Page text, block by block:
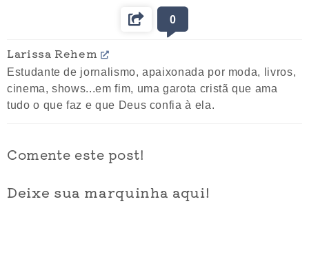
0
Larissa Rehem
Estudante de jornalismo, apaixonada por moda, livros,
cinema, shows...em fim, uma garota cristã que ama
tudo o que faz e que Deus confia à ela.
Comente este post!
Deixe sua marquinha aqui!